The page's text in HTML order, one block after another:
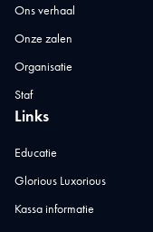
Ons verhaal
Onze zalen
Organisatie
Staf
Links
Educatie
Glorious Luxorious
Kassa informatie